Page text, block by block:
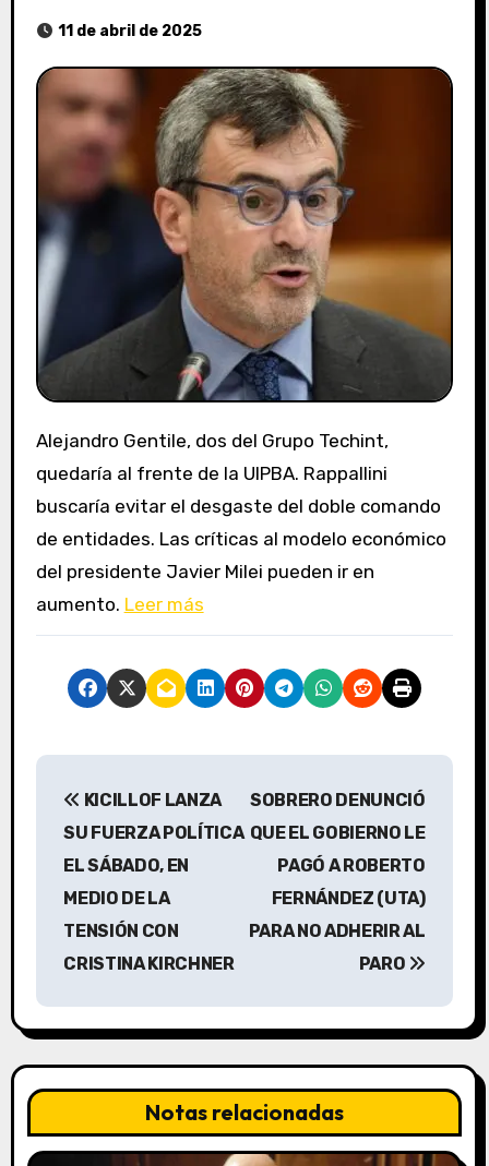
11 de abril de 2025
Alejandro Gentile, dos del Grupo Techint,
quedaría al frente de la UIPBA. Rappallini
buscaría evitar el desgaste del doble comando
de entidades. Las críticas al modelo económico
del presidente Javier Milei pueden ir en
aumento. Leer más
N
a
c
i
ó
KICILLOF LANZA
SU FUERZA POLÍTICA
EL SÁBADO, EN
MEDIO DE LA
TENSIÓN CON
CRISTINA KIRCHNER
SOBRERO DENUNCIÓ
QUE EL GOBIERNO LE
PAGÓ A ROBERTO
FERNÁNDEZ (UTA)
PARA NO ADHERIR AL
PARO
Notas relacionadas